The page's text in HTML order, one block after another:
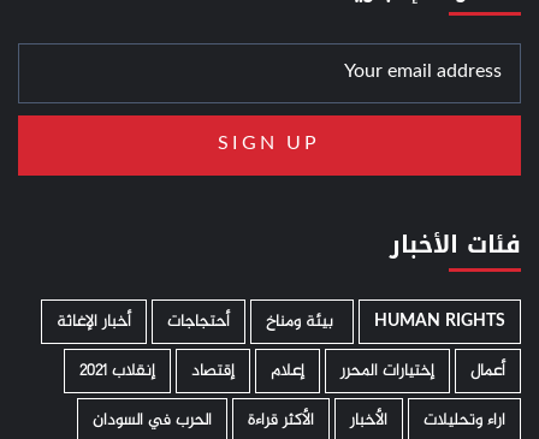
فئات الأخبار
HUMAN RIGHTS ­ بيئة ومناخ أحتجاجات
أخبار الإغاثة
أعمال
إختيارات المحرر إعلام إقتصاد
إنقلاب 2021
اراء وتحليلات
الأخبار الأكثر قراءة
الحرب في السودان